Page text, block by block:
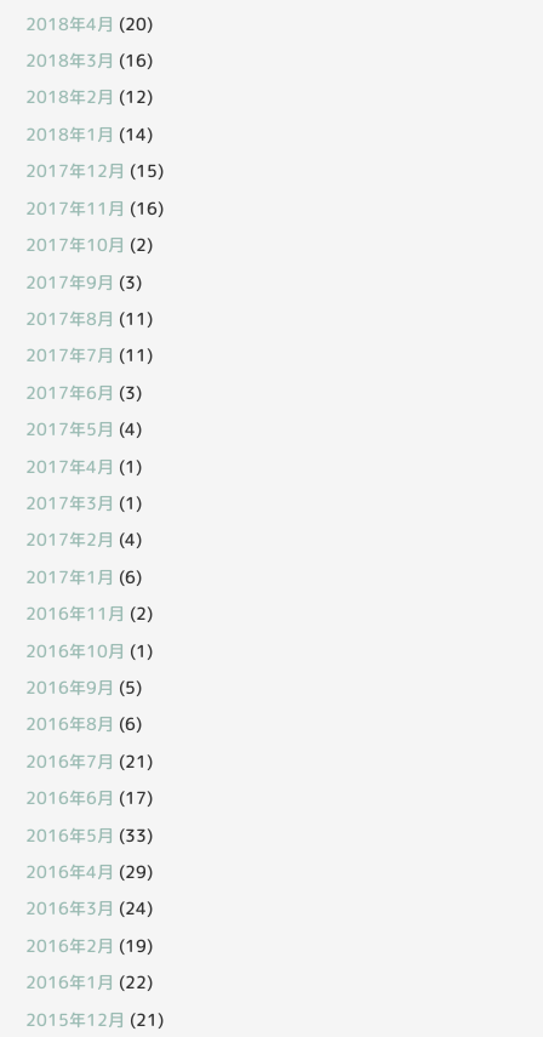
2018年4月 (20)
2018年3月 (16)
2018年2月 (12)
2018年1月 (14)
2017年12月 (15)
2017年11月 (16)
2017年10月 (2)
2017年9月 (3)
2017年8月 (11)
2017年7月 (11)
2017年6月 (3)
2017年5月 (4)
2017年4月 (1)
2017年3月 (1)
2017年2月 (4)
2017年1月 (6)
2016年11月 (2)
2016年10月 (1)
2016年9月 (5)
2016年8月 (6)
2016年7月 (21)
2016年6月 (17)
2016年5月 (33)
2016年4月 (29)
2016年3月 (24)
2016年2月 (19)
2016年1月 (22)
2015年12月 (21)